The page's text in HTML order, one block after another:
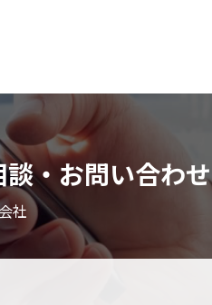
・お問い合わせ
社